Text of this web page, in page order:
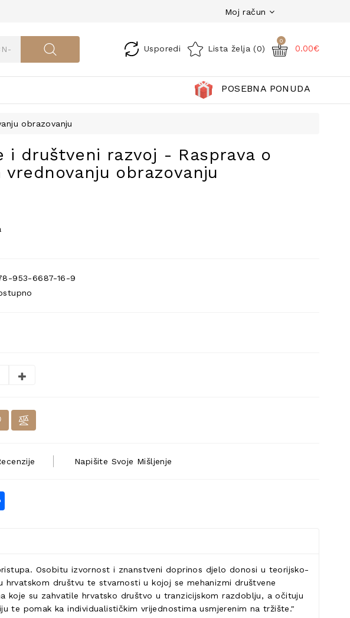
Moj račun
Usporedi Lista želja (0)
0
0.00€
POSEBNA PONUDA
obrazovanju
i društveni razvoj - Rasprava o
obrazovanju
953-6687-16-9
Napišite Svoje Mišljenje
Osobitu izvornost i znanstveni doprinos djelo donosi u teorijsko-
društvu te stvarnosti u kojoj se mehanizmi društvene
koje su zahvatile hrvatsko društvo u tranzicijskom razdoblju, a očituju
te pomak ka individualističkim vrijednostima usmjerenim na tržište."